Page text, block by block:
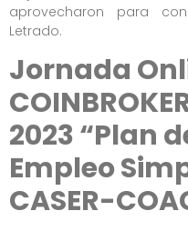
aprovecharon para
Letrado.
Jornada
2023 “Plan
Empleo
CASER-